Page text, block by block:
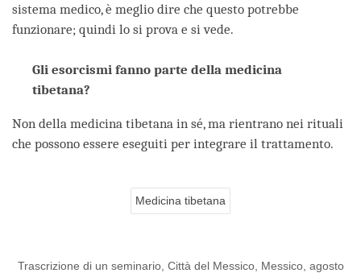
sistema medico, è meglio dire che questo potrebbe
funzionare; quindi lo si prova e si vede.
Gli esorcismi fanno parte della medicina
tibetana?
Non della medicina tibetana in sé, ma rientrano nei rituali
che possono essere eseguiti per integrare il trattamento.
Medicina tibetana
Trascrizione di un seminario, Città del Messico, Messico, agosto